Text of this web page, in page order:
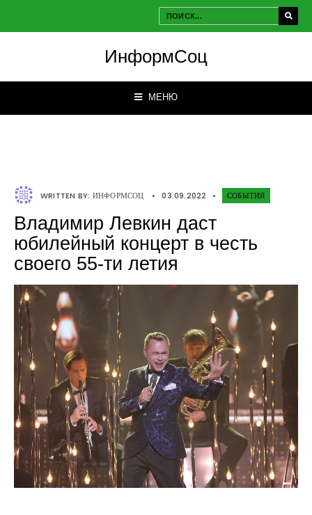
ИнформСоц
МЕНЮ
WRITTEN BY: ИНФОРМСОЦ • 03.09.2022 • СОБЫТИЯ
Владимир Левкин даст
юбилейный концерт в честь
своего 55-ти летия